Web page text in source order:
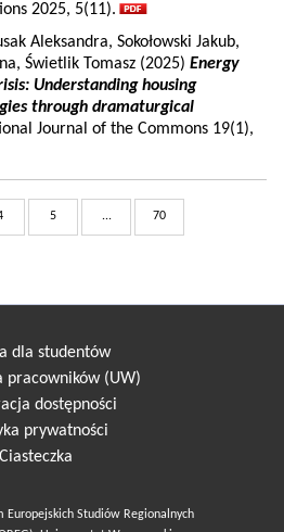
2025, 5(11).
Aleksandra, Sokołowski Jakub,
Świetlik Tomasz (2025) Energy
Understanding housing
through dramaturgical
Journal of the Commons 19(1),
5 ... 70
dla studentów
pracowników (UW)
dostępności
prywatności
Ciasteczka
Europejskich Studiów Regionalnych